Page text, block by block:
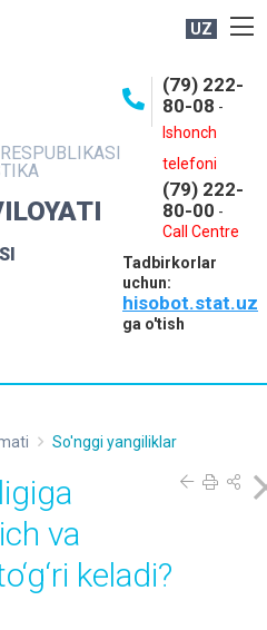
UZ
(79) 222-
80-08 -
Ishonch
telefoni
(79) 222-
80-00 -
Call Centre
Tadbirkorlar
uchun:
hisobot.stat.uz
ga o'tish
XIZMATLAR
So'nggi yangiliklar
va
keladi?